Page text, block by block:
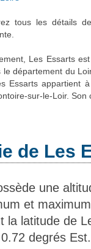
tous les détails
Les Essarts
le département du
Essarts appartient
sur-le-Loir. Son
de Les
une
et
la latitude de
degrés Est.